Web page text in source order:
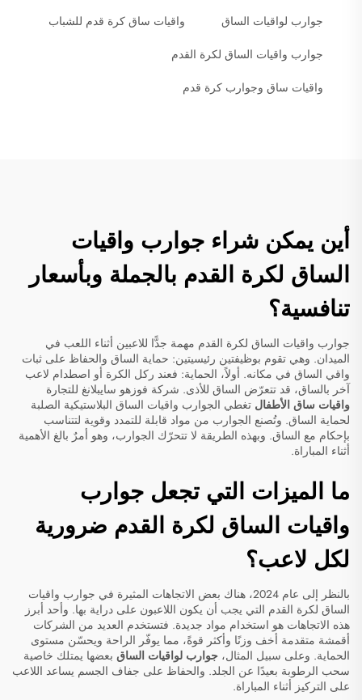
جوارب لواقيات الساق واقيات ساق كرة قدم للشباب
جوارب واقيات الساق لكرة القدم
واقيات ساق وجوارب كرة قدم
أين يمكن شراء جوارب واقيات
الساق لكرة القدم بالجملة وبأسعار
تنافسية؟
جوارب واقيات الساق لكرة القدم مهمة جدًّا للاعبين أثناء اللعب في
الميدان. وهي تقوم بوظيفتين رئيسيتين: حماية الساق والحفاظ على ثبات
واقي الساق في مكانه. أولاً، الحماية: فعند ركل الكرة أو اصطدام لاعب
آخر بالساق، قد تتعرّض الساق للأذى. شركة فوزهو سايبلانغ للتجارة
واقيات ساق الأطفال تغطي الجوارب واقيات الساق البلاستيكية الصلبة
لحماية الساق. وتُصنع الجوارب من مواد قابلة للتمدد وقوية لتتناسب
بإحكام مع الساق. وبهذه الطريقة لا تتحرّك الجوارب، وهو أمرٌ بالغ الأهمية
أثناء المباراة.
ما الميزات التي تجعل جوارب
واقيات الساق لكرة القدم ضرورية
لكل لاعب؟
بالنظر إلى عام 2024، هناك بعض الاتجاهات المثيرة في جوارب واقيات
الساق لكرة القدم التي يجب أن يكون اللاعبون على دراية بها. وأحد أبرز
هذه الاتجاهات هو استخدام مواد جديدة. فتستخدم العديد من الشركات
أقمشة متقدمة أخف وزنًا وأكثر قوةً، مما يوفّر الراحة ويحسّن مستوى
الحماية. وعلى سبيل المثال، جوارب لواقيات الساق بعضها يمتلك خاصية
سحب الرطوبة بعيدًا عن الجلد. والحفاظ على جفاف الجسم يساعد اللاعب
على التركيز أثناء المباراة.